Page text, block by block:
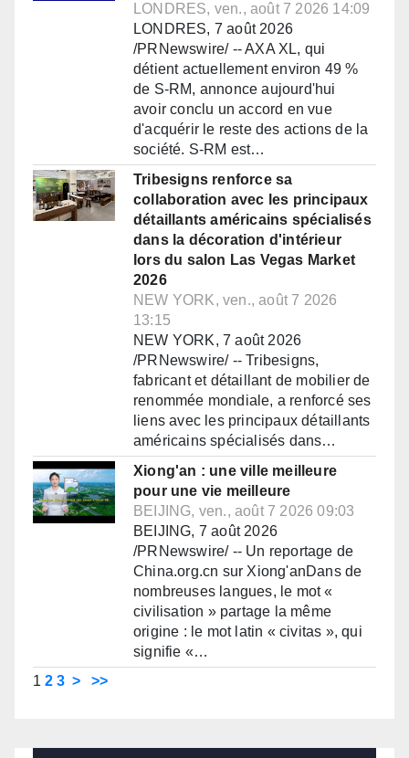
LONDRES, ven., août 7 2026 14:09
LONDRES, 7 août 2026
/PRNewswire/ -- AXA XL, qui
détient actuellement environ 49 %
de S-RM, annonce aujourd'hui
avoir conclu un accord en vue
d'acquérir le reste des actions de la
société. S-RM est…
Tribesigns renforce sa
collaboration avec les principaux
détaillants américains spécialisés
dans la décoration d'intérieur
lors du salon Las Vegas Market
2026
NEW YORK, ven., août 7 2026
13:15
NEW YORK, 7 août 2026
/PRNewswire/ -- Tribesigns,
fabricant et détaillant de mobilier de
renommée mondiale, a renforcé ses
liens avec les principaux détaillants
américains spécialisés dans…
Xiong'an : une ville meilleure
pour une vie meilleure
BEIJING, ven., août 7 2026 09:03
BEIJING, 7 août 2026
/PRNewswire/ -- Un reportage de
China.org.cn sur Xiong'anDans de
nombreuses langues, le mot «
civilisation » partage la même
origine : le mot latin « civitas », qui
signifie «…
1 2 3 > >>